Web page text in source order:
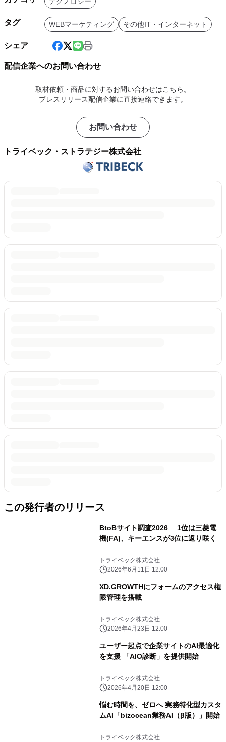
タグ WEBマーケティング その他IT・インターネット
シェア
配信企業へのお問い合わせ
取材依頼・商品に対するお問い合わせはこちら。
プレスリリース配信企業に直接連絡できます。
お問い合わせ
トライベック・ストラテジー株式会社
この発行者のリリース
BtoBサイト調査2026 1位は三菱電
機(FA)、キーエンスが3位に返り咲く
トライベック株式会社
2026年6月11日 12:00
XD.GROWTHにフォームのアクセス権
限管理を搭載
トライベック株式会社
2026年4月23日 12:00
ユーザー起点で企業サイトのAI最適化
を支援 「AIO診断」を提供開始
トライベック株式会社
2026年4月20日 12:00
悩む時間を、ゼロへ 実務特化型カスタ
ムAI「bizocean業務AI（β版）」開始
トライベック株式会社